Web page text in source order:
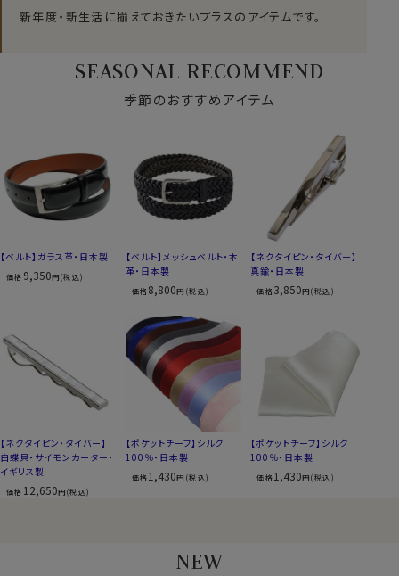
新年度・新生活に揃えておきたいプラスのアイテムです。
SEASONAL RECOMMEND
季節のおすすめアイテム
【ベルト】ガラス革・日本製
価格 9,350円(税込)
【ベルト】メッシュベルト・本
革・日本製
価格8,800円(税込)
【ネクタイピン・タイバー】
真鍮・日本製
価格3,850円(税込)
【ネクタイピン・タイバー】
白蝶貝・サイモンカーター・
イギリス製
価格 12,650円(税込)
【ポケットチーフ】シルク
100％・日本製
価格1,430円(税込)
【ポケットチーフ】シルク
100％・日本製
価格1,430円(税込)
NEW